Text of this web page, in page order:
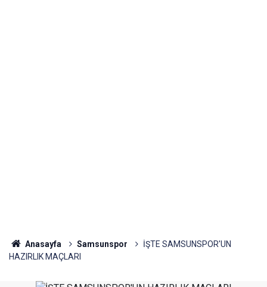
Anasayfa Samsunspor
İŞTE SAMSUNSPOR'UN
HAZIRLIK MAÇLARI